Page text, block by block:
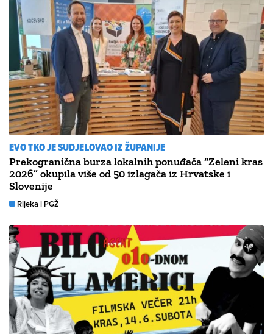
EVO TKO JE SUDJELOVAO IZ ŽUPANIJE
Prekogranična burza lokalnih ponuđača “Zeleni kras
2026” okupila više od 50 izlagača iz Hrvatske i
Slovenije
Rijeka i PGŽ